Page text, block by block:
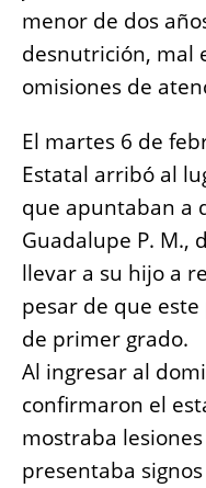
o
o
k
p
p
menor de dos
desnutrición, mal
omisiones de
El martes 6 de
Estatal arribó al
que apuntaban a
Guadalupe P. M.,
llevar a su hijo a
pesar de que
de primer grado.
Al ingresar al
confirmaron el
mostraba
presentaba